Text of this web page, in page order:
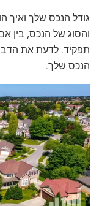
גודל הנכס שלך ואיך
והסוג של הנכס, בין
תפקיד. לדעת את
הנכס שלך.